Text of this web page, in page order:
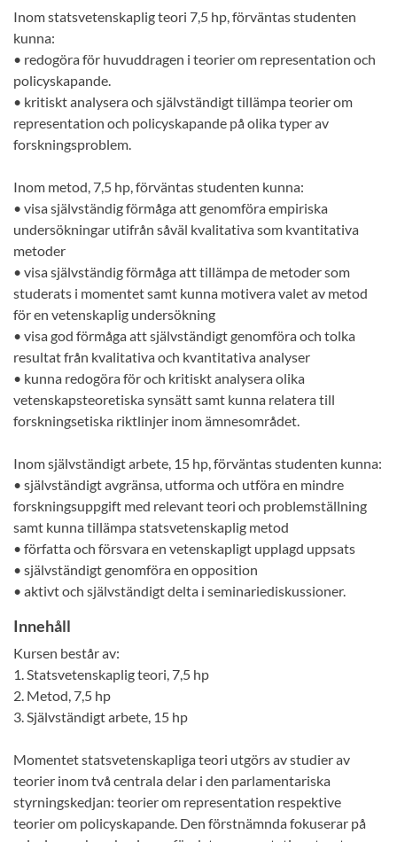
Inom statsvetenskaplig teori 7,5 hp, förväntas studenten
kunna:
• redogöra för huvuddragen i teorier om representation och
policyskapande.
• kritiskt analysera och självständigt tillämpa teorier om
representation och policyskapande på olika typer av
forskningsproblem.
Inom metod, 7,5 hp, förväntas studenten kunna:
• visa självständig förmåga att genomföra empiriska
undersökningar utifrån såväl kvalitativa som kvantitativa
metoder
• visa självständig förmåga att tillämpa de metoder som
studerats i momentet samt kunna motivera valet av metod
för en vetenskaplig undersökning
• visa god förmåga att självständigt genomföra och tolka
resultat från kvalitativa och kvantitativa analyser
• kunna redogöra för och kritiskt analysera olika
vetenskapsteoretiska synsätt samt kunna relatera till
forskningsetiska riktlinjer inom ämnesområdet.
Inom självständigt arbete, 15 hp, förväntas studenten kunna:
• självständigt avgränsa, utforma och utföra en mindre
forskningsuppgift med relevant teori och problemställning
samt kunna tillämpa statsvetenskaplig metod
• författa och försvara en vetenskapligt upplagd uppsats
• självständigt genomföra en opposition
• aktivt och självständigt delta i seminariediskussioner.
Innehåll
Kursen består av:
1. Statsvetenskaplig teori, 7,5 hp
2. Metod, 7,5 hp
3. Självständigt arbete, 15 hp
Momentet statsvetenskapliga teori utgörs av studier av
teorier inom två centrala delar i den parlamentariska
styrningskedjan: teorier om representation respektive
teorier om policyskapande. Den förstnämnda fokuserar på